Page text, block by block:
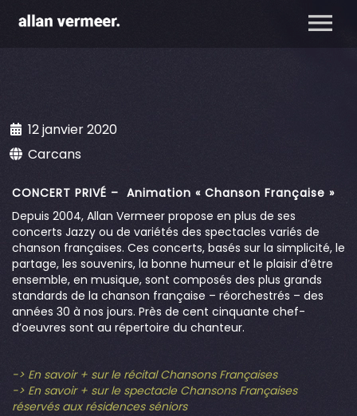
12 janvier 2020
Carcans
CONCERT PRIVÉ – Animation « Chanson Française »
Depuis 2004, Allan Vermeer propose en plus de ses
concerts Jazzy ou de variétés des spectacles variés de
chanson françaises. Ces concerts, basés sur la simplicité, le
partage, les souvenirs, la bonne humeur et le plaisir d’être
ensemble, en musique, sont composés des plus grands
standards de la chanson française – réorchestrés – des
années 30 à nos jours. Près de cent cinquante chef-
d’oeuvres sont au répertoire du chanteur.
-> En savoir + sur le récital Chansons Françaises
-> En savoir + sur le spectacle Chansons Françaises
réservés aux résidences séniors